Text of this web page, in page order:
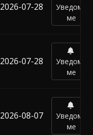
2026-07-28
Уведоми
ме
2026-07-28
Уведоми
ме
2026-08-07
Уведоми
ме